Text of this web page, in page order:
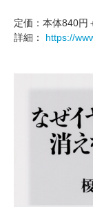
定価：本体840円
詳細： https://